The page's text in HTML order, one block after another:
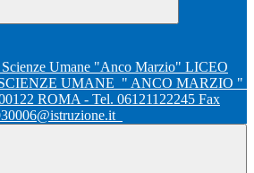
LICEO
UMANE " ANCO MARZIO "
ROMA - Tel. 06121122245 Fax